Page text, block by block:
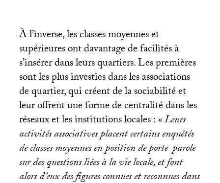
À l’inverse, les classes moyennes et
supérieures ont davantage de facilités à
s’insérer dans leurs quartiers. Les premières
sont les plus investies dans les associations
de quartier, qui créent de la sociabilité et
leur offrent une forme de centralité dans les
réseaux et les institutions locales :«Leurs
activités associatives placent certains enquêtés
de classes moyennes en position de porte-parole
sur des questions liées à la vie locale, et font
alors d’eux des figures connues et reconnues dans